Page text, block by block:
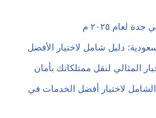
دليل شامل لاختيار الأفضل
المثالي لنقل ممتلكاتك بأمان
لاختيار أفضل الخدمات في